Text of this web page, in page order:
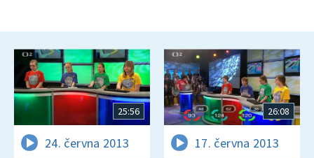
25:56
24. června 2013
26:08
17. června 2013